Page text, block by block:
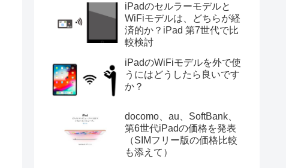
iPadのセルラーモデルと
WiFiモデルは、どちらが経
済的か？iPad 第7世代で比
較検討
iPadのWiFiモデルを外で使
うにはどうしたら良いです
か？
docomo、au、SoftBank、
第6世代iPadの価格を発表
（SIMフリー版の価格比較
も添えて）